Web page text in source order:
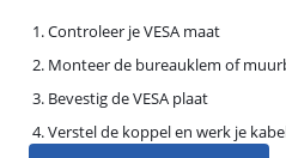
Controleer je VESA maat
Monteer de bureauklem of
Bevestig de VESA plaat
Verstel de koppel en werk je